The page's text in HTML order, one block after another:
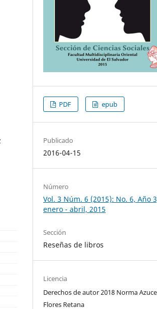
PDF epub
Publicado
2016-04-15
Número
Vol. 3 Núm. 6 (2015): No. 6, Año
enero - abril, 2015
Sección
Reseñas de libros
Licencia
Derechos de autor 2018 Norma
Flores Retana